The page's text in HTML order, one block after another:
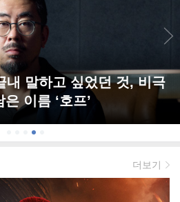
내 말하고 싶었던 것, 비극
은 이름 ‘호프’
더보기